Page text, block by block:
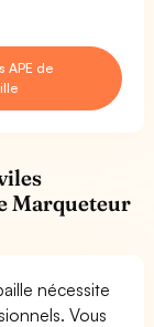
APE de
Marqueteur
nécessite
Vous